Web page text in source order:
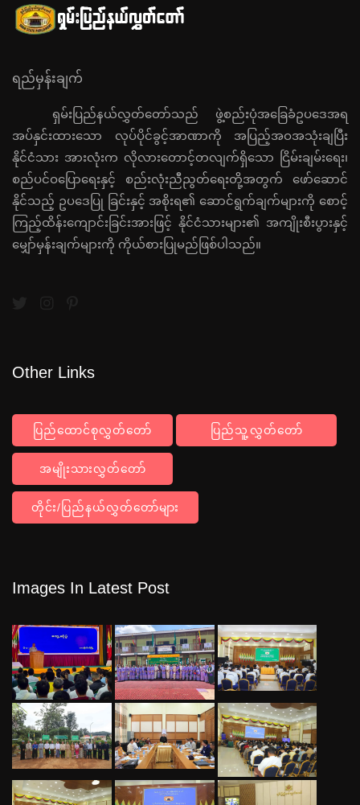
ရည်မှန်းချက်
ရှမ်းပြည်နယ်လွှတ်တော်သည် ဖွဲ့စည်းပုံအခြေခံဥပဒေအရ
အပ်နှင်းထားသော လုပ်ပိုင်ခွင့်အာဏာကို အပြည့်အဝအသုံးချပြီး
နိုင်ငံသား အားလုံးက လိုလားတောင့်တလျက်ရှိသော ငြိမ်းချမ်းရေး၊
စည်ပင်ဝပြောရေးနှင့် စည်းလုံးညီညွတ်ရေးတို့အတွက် ဖော်ဆောင်
နိုင်သည့် ဥပဒေပြု ခြင်းနှင့် အစိုးရ၏ ဆောင်ရွက်ချက်များကို စောင့်
ကြည့်ထိန်းကျောင်းခြင်းအားဖြင့် နိုင်ငံသားများ၏ အကျိုးစီးပွားနှင့်
မျှော်မှန်းချက်များကို ကိုယ်စားပြုမည်ဖြစ်ပါသည်။
Other Links
ပြည်ထောင်စုလွှတ်တော် ပြည်သူ့လွှတ်တော်
အမျိုးသားလွှတ်တော်
တိုင်း/ပြည်နယ်လွှတ်တော်များ
Images In Latest Post